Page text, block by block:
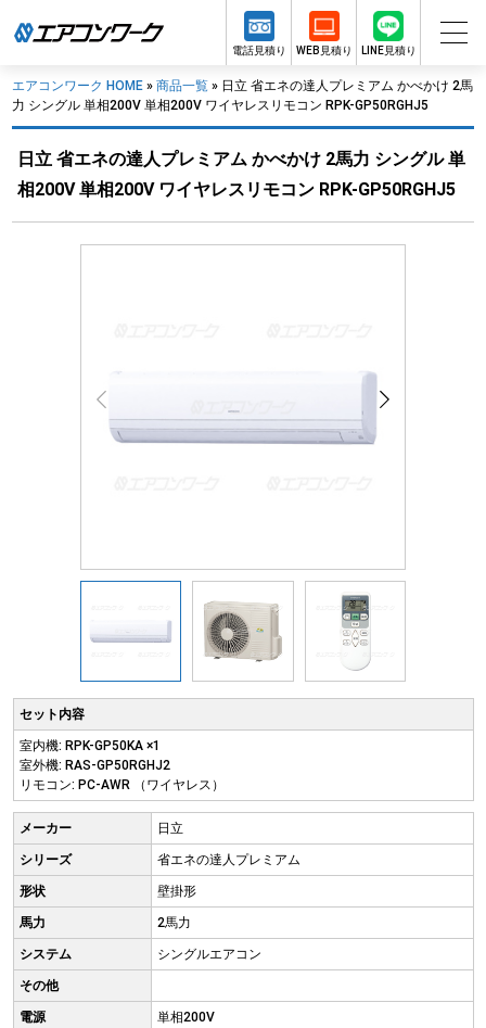
電話見積り WEB見積り LINE見積り
エアコンワーク HOME » 商品一覧 » 日立 省エネの達人プレミアム かべかけ 2馬
力 シングル 単相200V 単相200V ワイヤレスリモコン RPK-GP50RGHJ5
日立 省エネの達人プレミアム かべかけ 2馬力 シングル 単
相200V 単相200V ワイヤレスリモコン RPK-GP50RGHJ5
セット内容
室内機: RPK-GP50KA ×1
室外機: RAS-GP50RGHJ2
リモコン: PC-AWR （ワイヤレス）
メーカー 日立
シリーズ 省エネの達人プレミアム
形状 壁掛形
馬力 2馬力
システム シングルエアコン
その他
電源 単相200V